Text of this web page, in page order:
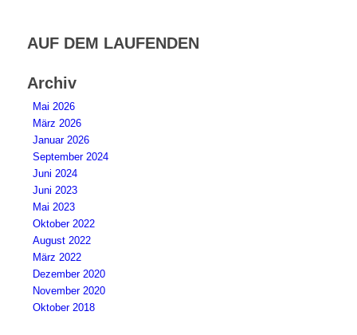
AUF DEM LAUFENDEN
Archiv
Mai 2026
März 2026
Januar 2026
September 2024
Juni 2024
Juni 2023
Mai 2023
Oktober 2022
August 2022
März 2022
Dezember 2020
November 2020
Oktober 2018